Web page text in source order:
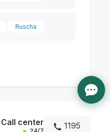
Ruscha
Call center
24/7 1195